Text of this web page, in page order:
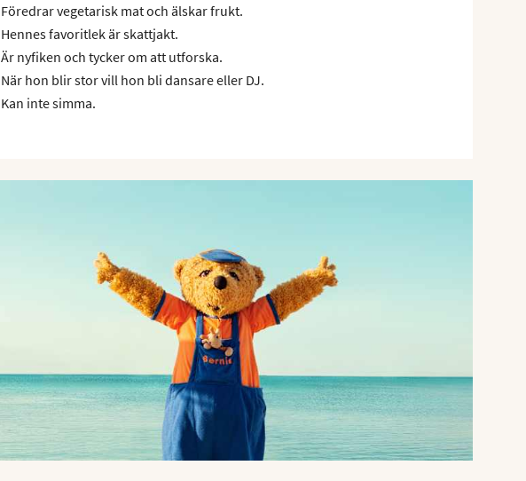
Föredrar vegetarisk mat och älskar frukt.
Hennes favoritlek är skattjakt.
Är nyfiken och tycker om att utforska.
När hon blir stor vill hon bli dansare eller DJ.
Kan inte simma.